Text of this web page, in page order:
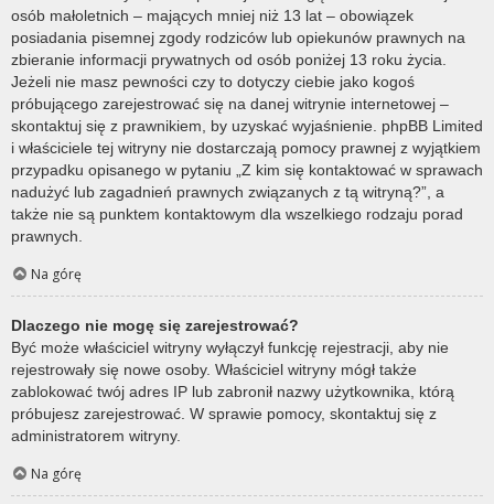
osób małoletnich – mających mniej niż 13 lat – obowiązek
posiadania pisemnej zgody rodziców lub opiekunów prawnych na
zbieranie informacji prywatnych od osób poniżej 13 roku życia.
Jeżeli nie masz pewności czy to dotyczy ciebie jako kogoś
próbującego zarejestrować się na danej witrynie internetowej –
skontaktuj się z prawnikiem, by uzyskać wyjaśnienie. phpBB Limited
i właściciele tej witryny nie dostarczają pomocy prawnej z wyjątkiem
przypadku opisanego w pytaniu „Z kim się kontaktować w sprawach
nadużyć lub zagadnień prawnych związanych z tą witryną?”, a
także nie są punktem kontaktowym dla wszelkiego rodzaju porad
prawnych.
Na górę
Dlaczego nie mogę się zarejestrować?
Być może właściciel witryny wyłączył funkcję rejestracji, aby nie
rejestrowały się nowe osoby. Właściciel witryny mógł także
zablokować twój adres IP lub zabronił nazwy użytkownika, którą
próbujesz zarejestrować. W sprawie pomocy, skontaktuj się z
administratorem witryny.
Na górę